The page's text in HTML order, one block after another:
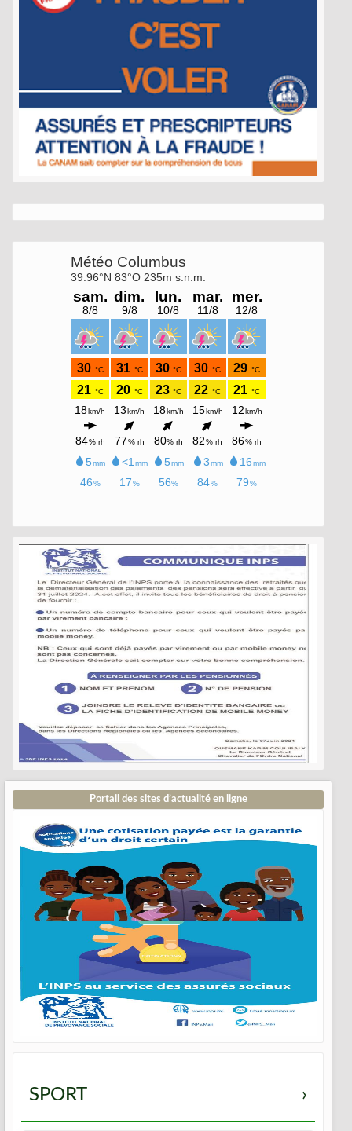
Portail des sites d’actualité en ligne
SPORT ›